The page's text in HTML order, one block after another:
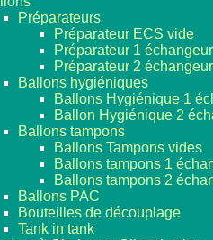
Préparateurs
Préparateur ECS vide
Préparateur 1 échangeur
Préparateur 2
Ballons hygiéniques
Ballons Hygiénique 1
Ballon Hygiénique 2
Ballons tampons
Ballons Tampons vides
Ballons tampons 1
Ballons tampons 2
Ballons PAC
Bouteilles de découplage
Tank in tank